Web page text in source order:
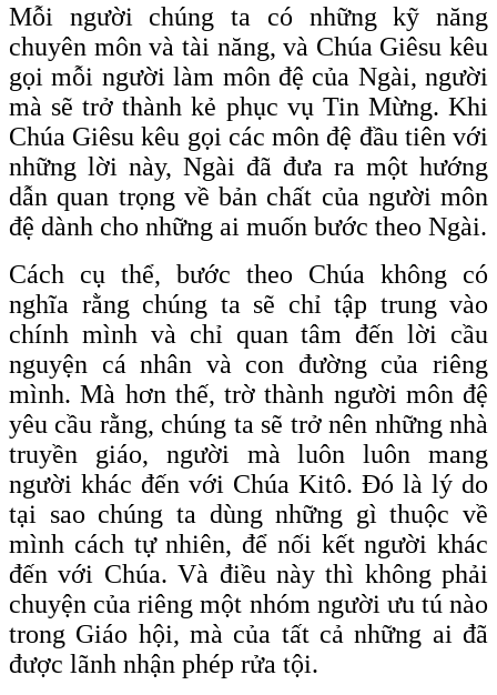
Mỗi người chúng ta có những kỹ năng
chuyên môn và tài năng, và Chúa Giêsu kêu
gọi mỗi người làm môn đệ của Ngài, người
mà sẽ trở thành kẻ phục vụ Tin Mừng. Khi
Chúa Giêsu kêu gọi các môn đệ đầu tiên với
những lời này, Ngài đã đưa ra một hướng
dẫn quan trọng về bản chất của người môn
đệ dành cho những ai muốn bước theo Ngài.
Cách cụ thể, bước theo Chúa không có
nghĩa rằng chúng ta sẽ chỉ tập trung vào
chính mình và chỉ quan tâm đến lời cầu
nguyện cá nhân và con đường của riêng
mình. Mà hơn thế, trờ thành người môn đệ
yêu cầu rằng, chúng ta sẽ trở nên những nhà
truyền giáo, người mà luôn luôn mang
người khác đến với Chúa Kitô. Đó là lý do
tại sao chúng ta dùng những gì thuộc về
mình cách tự nhiên, để nối kết người khác
đến với Chúa. Và điều này thì không phải
chuyện của riêng một nhóm người ưu tú nào
trong Giáo hội, mà của tất cả những ai đã
được lãnh nhận phép rửa tội.